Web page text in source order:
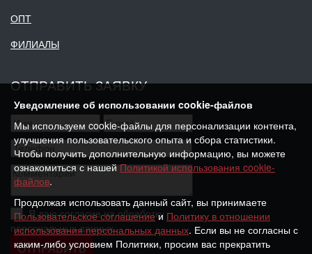
ОПТ
ФИЛИАЛЫ
ОТПРАВИТЬ ЗАЯВКУ
Я даю согласие на обработку
персональных данных
Уведомление об использовании cookie-файлов
Мы используем cookie-файлы для персонализации контента,
улучшения пользовательского опыта и сбора статистики.
Чтобы получить дополнительную информацию, вы можете
ознакомиться с нашейПолитикой использования cookie-
файлов.
Продолжая использовать данный сайт, вы принимаете
Пользовательское соглашениеи Политику в отношении
использования персональных данных. Если вы не согласны с
каким-либо условием Политики, просим вас прекратить